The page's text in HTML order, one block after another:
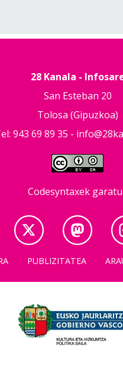
28 Kanala -
San Esteban 20
Tolosa (Gipuzkoa)
943 69 89 35 -
Codesyntaxek
PUBLIZITATEA